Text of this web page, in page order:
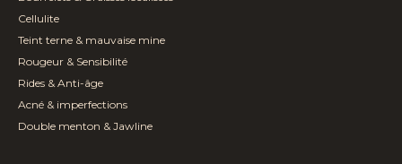
Cellulite
Teint terne & mauvaise mine
Rougeur & Sensibilité
Rides & Anti-âge
Acné & imperfections
Double menton & Jawline